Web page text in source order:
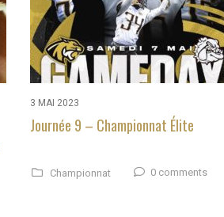
3 MAI 2023
Journée 9 – Championnat Élite
Championnat 0 comments